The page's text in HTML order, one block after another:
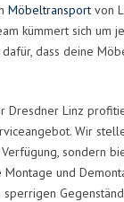
Möbeltransport von
kümmert sich um
dass deine
Dresdner Linz
Wir
sondern
Montage und